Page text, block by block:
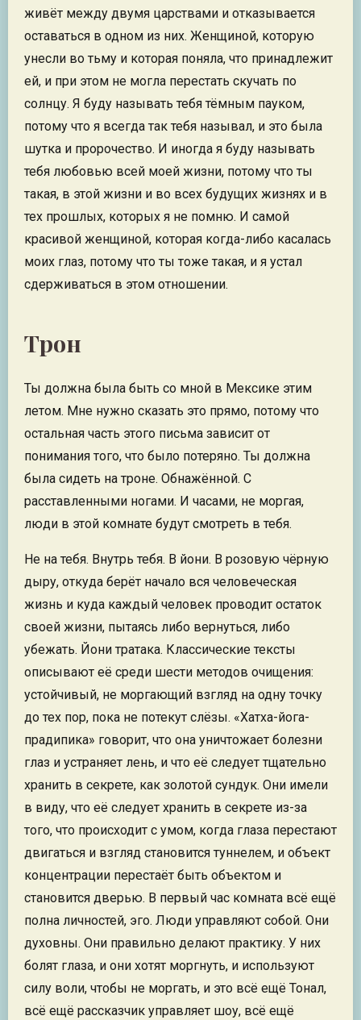
живёт между двумя царствами и отказывается
оставаться в одном из них. Женщиной, которую
унесли во тьму и которая поняла, что принадлежит
ей, и при этом не могла перестать скучать по
солнцу. Я буду называть тебя тёмным пауком,
потому что я всегда так тебя называл, и это была
шутка и пророчество. И иногда я буду называть
тебя любовью всей моей жизни, потому что ты
такая, в этой жизни и во всех будущих жизнях и в
тех прошлых, которых я не помню. И самой
красивой женщиной, которая когда-либо касалась
моих глаз, потому что ты тоже такая, и я устал
сдерживаться в этом отношении.
Трон
Ты должна была быть со мной в Мексике этим
летом. Мне нужно сказать это прямо, потому что
остальная часть этого письма зависит от
понимания того, что было потеряно. Ты должна
была сидеть на троне. Обнажённой. С
расставленными ногами. И часами, не моргая,
люди в этой комнате будут смотреть в тебя.
Не на тебя. Внутрь тебя. В йони. В розовую чёрную
дыру, откуда берёт начало вся человеческая
жизнь и куда каждый человек проводит остаток
своей жизни, пытаясь либо вернуться, либо
убежать. Йони тратака. Классические тексты
описывают её среди шести методов очищения:
устойчивый, не моргающий взгляд на одну точку
до тех пор, пока не потекут слёзы. «Хатха-йога-
прадипика» говорит, что она уничтожает болезни
глаз и устраняет лень, и что её следует тщательно
хранить в секрете, как золотой сундук. Они имели
в виду, что её следует хранить в секрете из-за
того, что происходит с умом, когда глаза перестают
двигаться и взгляд становится туннелем, и объект
концентрации перестаёт быть объектом и
становится дверью. В первый час комната всё ещё
полна личностей, эго. Люди управляют собой. Они
духовны. Они правильно делают практику. У них
болят глаза, и они хотят моргнуть, и используют
силу воли, чтобы не моргать, и это всё ещё Тонал,
всё ещё рассказчик управляет шоу, всё ещё